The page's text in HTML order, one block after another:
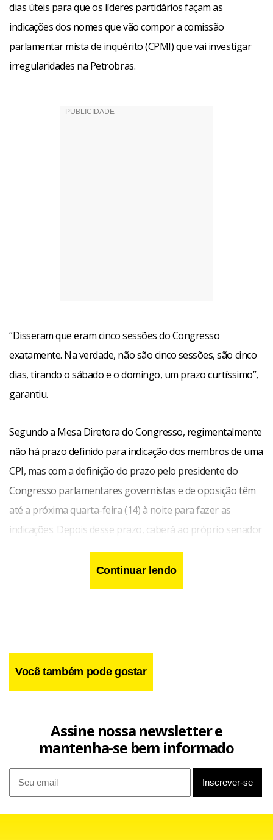
dias úteis para que os líderes partidários façam as
indicações dos nomes que vão compor a comissão
parlamentar mista de inquérito (CPMI) que vai investigar
irregularidades na Petrobras.
“Disseram que eram cinco sessões do Congresso
exatamente. Na verdade, não são cinco sessões, são cinco
dias, tirando o sábado e o domingo, um prazo curtíssimo”,
garantiu.
Segundo a Mesa Diretora do Congresso, regimentalmente
não há prazo definido para indicação dos membros de uma
CPI, mas com a definição do prazo pelo presidente do
Congresso parlamentares governistas e de oposição têm
até a próxima quarta-feira (14) à noite para fazer as
indicações. Depois desse prazo, caberá ao próprio senador
designar os nomes que vão preencher as vagas restantes.
A partir daí, caberá ao mais idoso dentre os indicados
convocar a reunião de instalação.
Continuar lendo
Você também pode gostar
Assine nossa newsletter e
mantenha-se bem informado